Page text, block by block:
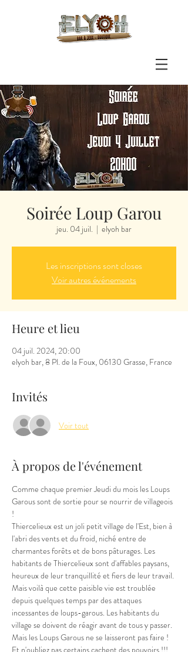
Soirée Loup Garou
jeu. 04 juil.
  |
elyoh bar
Les inscriptions sont closes
Voir autres événements
Heure et lieu
04 juil. 2024, 20:00
elyoh bar, 8 Pl. de la Foux, 06130 Grasse, France
Invités
Voir tout
À propos de l'événement
Comme chaque premier Jeudi du mois les Loups
Garous sont de sortie pour se nourrir de villageois
!
Thiercelieux est un joli petit village de l'Est, bien à
l'abri des vents et du froid, niché entre de
charmantes forêts et de bons pâturages. Les
habitants de Thiercelieux sont d'affables paysans,
heureux de leur tranquillité et fiers de leur travail.
Mais voilà que cette paisible vie est troublée
depuis quelques temps par des attaques
incessantes de loups-garous. Les habitants du
village se doivent de réagir avant de tous y passer.
Mais les Loups Garous ne se laisseront pas faire !
Et n'oubliez pas certains cachent des pouvoirs !!!